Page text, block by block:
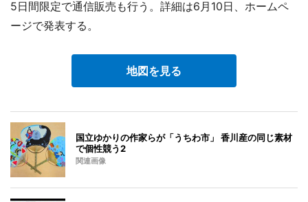
5日間限定で通信販売も行う。詳細は6月10日、ホームペ
ージで発表する。
地図を見る
国立ゆかりの作家らが「うちわ市」 香川産の同じ素材
で個性競う2
関連画像